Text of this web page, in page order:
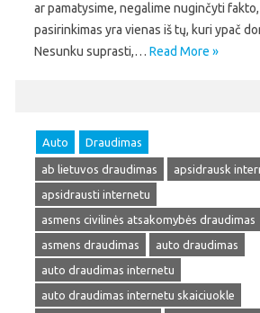
ar pamatysime, negalime nuginčyti
pasirinkimas yra vienas iš tų, kuri ypač
Nesunku suprasti,… Read More »
Auto Draudimas
ab lietuvos draudimas
apsidrausk
apsidrausti internetu
asmens civilinės atsakomybės draudimas
asmens draudimas
auto draudimas
auto draudimas internetu
auto draudimas internetu skaiciuokle